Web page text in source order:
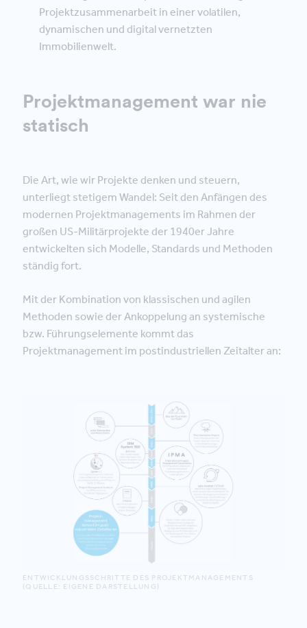
Projektzusammenarbeit in einer volatilen,
dynamischen und digital vernetzten
Immobilienwelt.
Projektmanagement war nie
statisch
Die Art, wie wir Projekte denken und steuern,
unterliegt stetigem Wandel: Seit den Anfängen des
modernen Projektmanagements im Rahmen der
großen US-Militärprojekte der 1940er Jahre
entwickelten sich Modelle, Standards und Methoden
ständig fort.
Mit der Kombination von klassischen und agilen
Methoden sowie der Ankoppelung an systemische
bzw. Führungselemente kommt das
Projektmanagement im postindustriellen Zeitalter an:
ENTWICKLUNGSSCHRITTE DES PROJEKTMANAGEMENTS
(QUELLE: EIGENE DARSTELLUNG)